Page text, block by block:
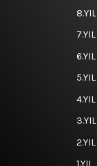
8.YIL
7.YIL
6.YIL
5.YIL
4.YIL
3.YIL
2.YIL
1.YIL